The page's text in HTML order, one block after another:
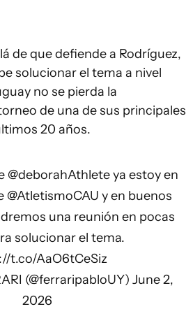
de que defiende a Rodríguez,
solucionar el tema a nivel
no se pierda la
de una de sus principales
20 años.
@deborahAthleteya estoy en
@AtletismoCAU y en buenos
una reunión en pocas
solucionar el tema.
t.co/AaO6tCeSiz
(@ferraripabloUY) June 2,
2026